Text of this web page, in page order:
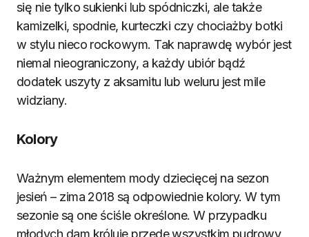
się nie tylko sukienki lub spódniczki, ale także
kamizelki, spodnie, kurteczki czy chociażby botki
w stylu nieco rockowym. Tak naprawdę wybór jest
niemal nieograniczony, a każdy ubiór bądź
dodatek uszyty z aksamitu lub weluru jest mile
widziany.
Kolory
Ważnym elementem mody dziecięcej na sezon
jesień – zima 2018 są odpowiednie kolory. W tym
sezonie są one ściśle określone. W przypadku
młodych dam króluje przede wszystkim pudrowy